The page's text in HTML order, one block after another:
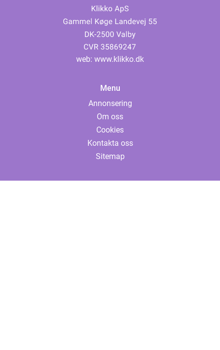
web: www.klikko.dk
Menu
Annonsering
Om oss
Cookies
Kontakta oss
Sitemap